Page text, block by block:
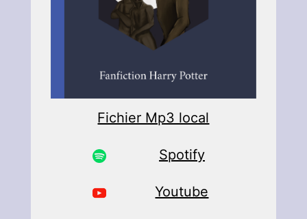
Fichier Mp3 local
Spotify
Youtube